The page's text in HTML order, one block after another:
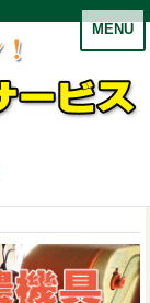
MENU